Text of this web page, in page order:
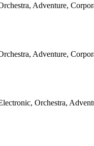
Adventure,
Adventure,
Orchestra,